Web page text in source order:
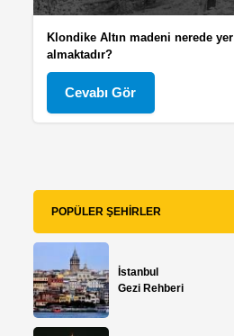
Klondike Altın madeni nerede yer
almaktadır?
Cevabı Gör
POPÜLER ŞEHIRLER
İstanbul
Gezi Rehberi